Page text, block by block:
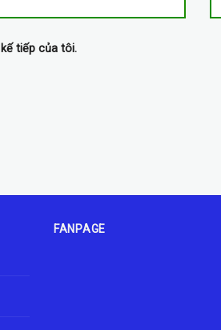
tiếp của tôi.
FANPAGE